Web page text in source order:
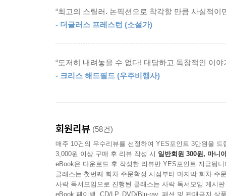
V에 있었고요.”
이번엔 모리스가 거들었다.
“문제는 루이스 대장과 나머지 대원들이 MAV를 타
척의 말이었다.
“어떻게 이런 상황을 예측하지 못할 수가 있나?”
척이 어깨를 으쓱하며 대답했다.
“생각도 못 했습니다. MAV가 ‘없는’ 상태에서 누
--- p.92
바탕으로 만들어 낸 최고의 조합이자, 조난 소
한껏 증폭된 여운을 남긴 사례이기도 하다. ‘천
이후 각종 연구 및 개발에 참가한 실력파 프로그
이 책을 통해 먼 행성에 남겨진 한 사람을 구하기
없는 남성을 응원하고 그의 한마디에 울고 웃
“엄청난 소설! 인류의 과학기술에 대한 찬미로 읽힐
- 〈월스트리트 저널〉
“현대 과학기술에 대한 정확하고 상세한 묘사와 독
“최고의 스릴러. 논픽션으로 착각할 만큼 사실적
- 더글러스 프레스턴 (소설가)
“도저히 내려놓을 수 없다! 대담하고 독창적인 이
- 크리스 해드필드 (우주비행사)
회원리뷰 (58건)
매주 10건의 우수리뷰를 선정하여 YES포인트 3만원을 드
3,000원 이상 구매 후 리뷰 작성 시 일반회원 300원, 마니
eBook은 다운로드 후 작성한 리뷰만 YES포인트 지급됩니
클래스는 첫번째 회차 주문확정 시점부터 마지막 회차 주
사락 독서모임으로 진행된 클래스는 사락 독서모임 게시
eBook 페이백, CD/LP, DVD/Blu-ray, 패션 및 판매금지 상